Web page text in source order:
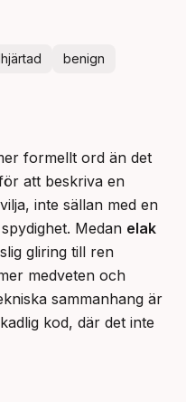
benign
formellt ord än det
att beskriva en
inte sällan med en
Medan elak
gliring till ren
medveten och
sammanhang är
kod, där det inte